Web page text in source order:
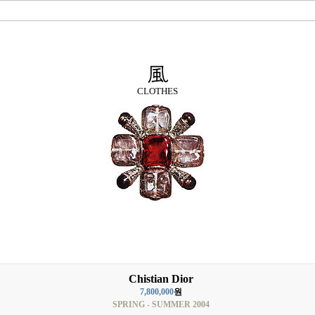
CLOTHES
Chistian Dior
7,800,000원
SPRING - SUMMER 2004